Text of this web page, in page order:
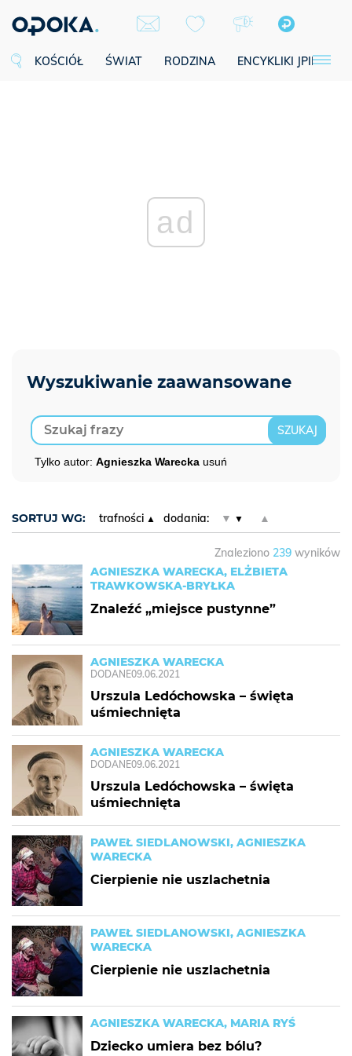
KOŚCIÓŁ ŚWIAT RODZINA ENCYKLIKI JPII
ad
Tylko autor: Agnieszka Warecka usuń
SORTUJ WG: trafności dodania: ▼ ▲
Znaleziono 239 wyników
AGNIESZKA WARECKA, ELŻBIETA
TRAWKOWSKA-BRYŁKA
Znaleźć „miejsce pustynne”
AGNIESZKA WARECKA
DODANE09.06.2021
Urszula Ledóchowska – święta
uśmiechnięta
AGNIESZKA WARECKA
DODANE09.06.2021
Urszula Ledóchowska – święta
uśmiechnięta
PAWEŁ SIEDLANOWSKI, AGNIESZKA
WARECKA
Cierpienie nie uszlachetnia
PAWEŁ SIEDLANOWSKI, AGNIESZKA
WARECKA
Cierpienie nie uszlachetnia
AGNIESZKA WARECKA, MARIA RYŚ
Dziecko umiera bez bólu?